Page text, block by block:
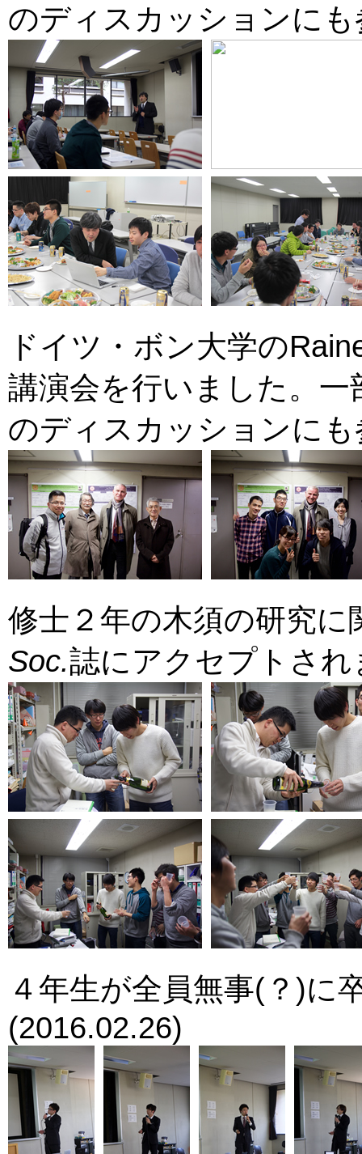
のディスカッションに
ドイツ・ボン大学の
講演会を行いました。
のディスカッションに
修士２年の木須の研究に
Soc.誌にアクセプトさ
４年生が全員無事(？)に
(2016.02.26)